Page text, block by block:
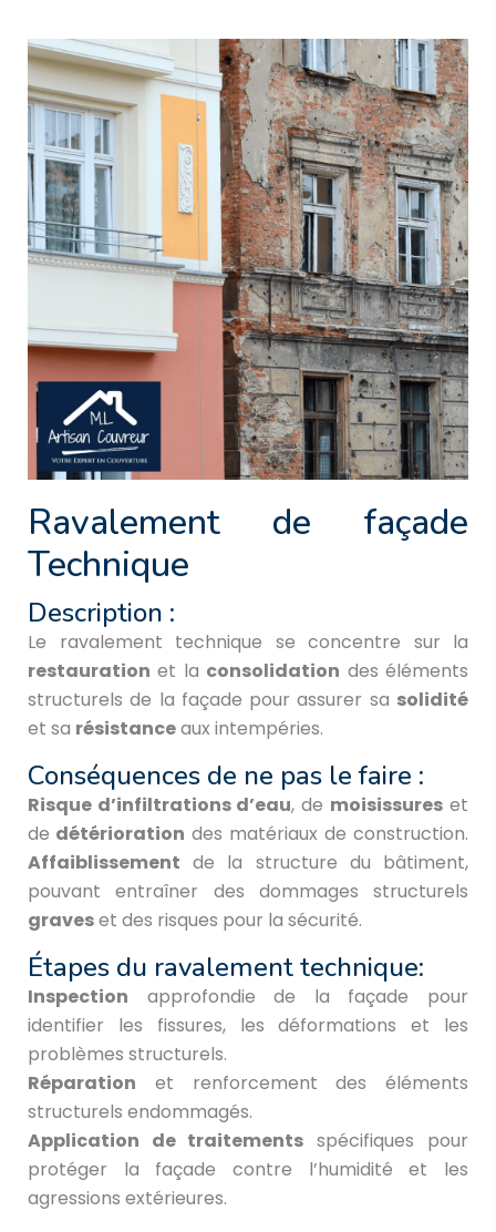
Ravalement de façade
Technique
Description :
Le ravalement technique se concentre sur la
restauration et la consolidation des éléments
structurels de la façade pour assurer sa solidité
et sa résistanceaux intempéries.
Conséquences de ne pas le faire :
Risque d’infiltrations d’eau, de moisissures et
de détérioration des matériaux de construction.
Affaiblissement de la structure du bâtiment,
pouvant entraîner des dommages structurels
graveset des risques pour la sécurité.
Étapes du ravalement technique:
Inspection approfondie de la façade pour
identifier les fissures, les déformations et les
problèmes structurels.
Réparation et renforcement des éléments
structurels endommagés.
Application de traitements spécifiques pour
protéger la façade contre l’humidité et les
agressions extérieures.